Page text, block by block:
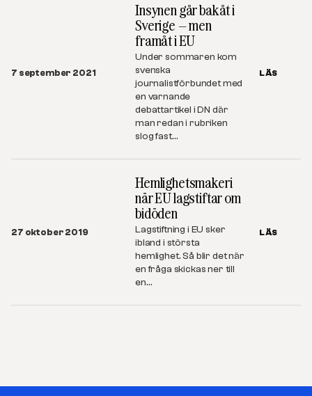
7 september 2021
Insynen går bakåt i
Sverige – men
framåt i EU
Under sommaren kom
svenska
journalistförbundet med
en varnande
debattartikel i DN där
man redan i rubriken
slog fast…
LÄS
27 oktober 2019
Hemlighetsmakeri
när EU lagstiftar om
bidöden
Lagstiftning i EU sker
ibland i största
hemlighet. Så blir det när
en fråga skickas ner till
en…
LÄS